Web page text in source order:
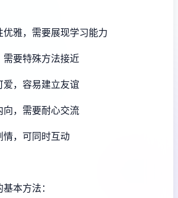
雅，需要展现学习能力
要特殊方法接近
，容易建立友谊
向，需要耐心交流
情，可同时互动
本方法：